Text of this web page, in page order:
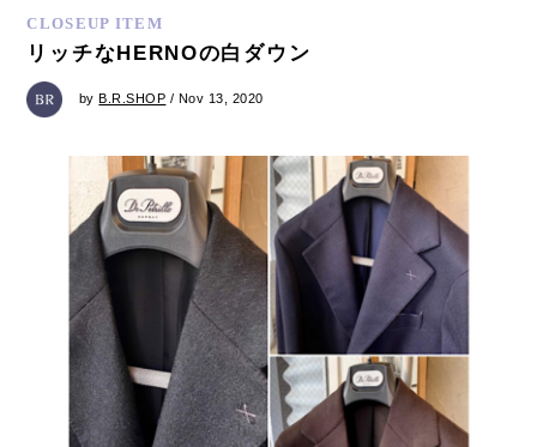
CLOSEUP ITEM
リッチなHERNOの白ダウン
byB.R.SHOP / Nov 13, 2020